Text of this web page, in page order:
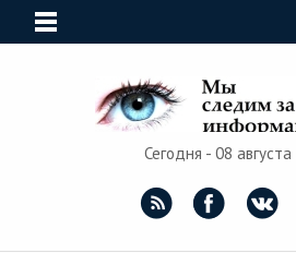
Сегодня - 08